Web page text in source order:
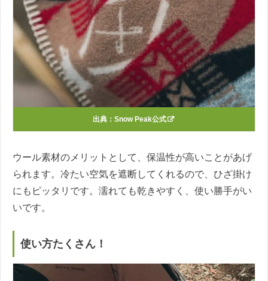
出典： Snow Peak公式
ウール素材のメリットとして、保温性が高いことがあげ
られます。冷たい空気を遮断してくれるので、ひざ掛け
にもピッタリです。濡れても乾きやすく、使い勝手がい
いです。
使い方たくさん！